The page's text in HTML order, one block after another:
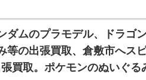
ダムのプラモデル、ドラゴ
等の出張買取、倉敷市へス
買取。ポケモンのぬいぐる